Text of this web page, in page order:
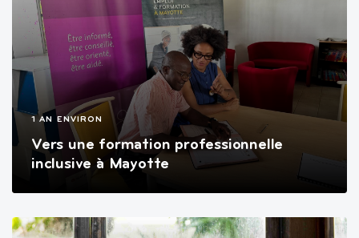
1 AN ENVIRON
Vers une formation professionnelle
inclusive à Mayotte